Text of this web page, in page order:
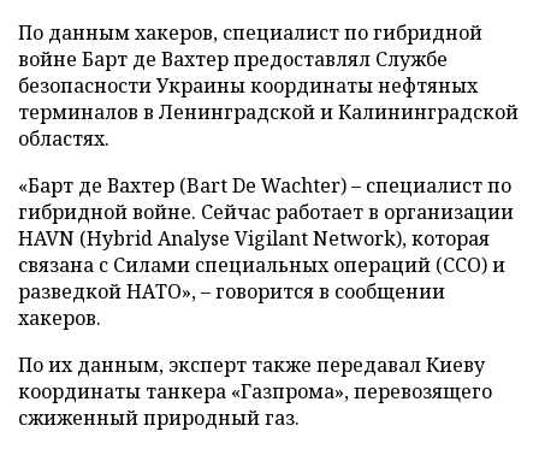
По данным хакеров, специалист по гибридной
войне Барт де Вахтер предоставлял Службе
безопасности Украины координаты нефтяных
терминалов в Ленинградской и Калининградской
областях.
«Барт де Вахтер (Bart De Wachter) – специалист по
гибридной войне. Сейчас работает в организации
HAVN (Hybrid Analyse Vigilant Network), которая
связана с Силами специальных операций (ССО) и
разведкой НАТО», – говорится в сообщении
хакеров.
По их данным, эксперт также передавал Киеву
координаты танкера «Газпрома», перевозящего
сжиженный природный газ.